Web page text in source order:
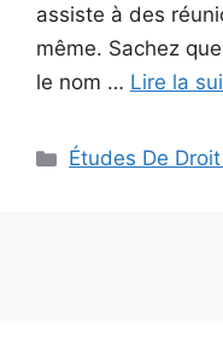
assiste à des
même. Sachez
le nom … Lire la
Catégories
Études De